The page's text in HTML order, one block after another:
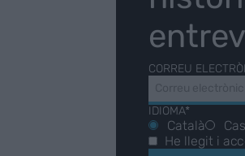
CORREU
IDIOMA*
Català
He llegit i